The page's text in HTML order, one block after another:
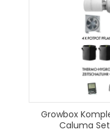
Growbox
Caluma